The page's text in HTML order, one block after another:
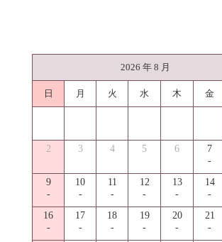
2026 年 8 月
日 月 火 水 木 金
2 3 4 5 6
7
-
9
-
10
-
11
-
12
-
13
-
14
-
16
-
17
-
18
-
19
-
20
-
21
-